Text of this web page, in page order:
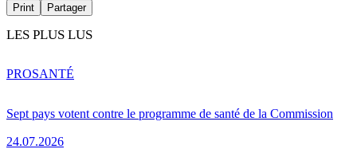
Print Partager
LES PLUS LUS
Sept pays votent contre le programme de santé de la Commission
24.07.2026
PROSANTÉ